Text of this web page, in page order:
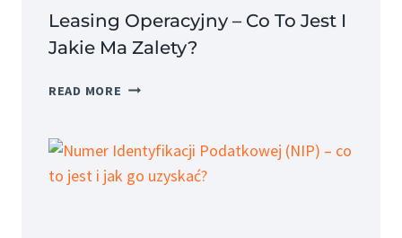
Leasing Operacyjny – Co To Jest I
Jakie Ma Zalety?
READ MORE LEASING
CO
JEST